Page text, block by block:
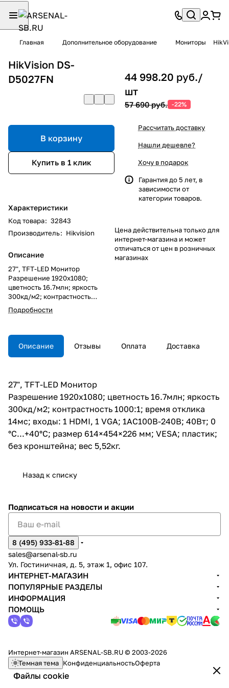
Главная Дополнительное оборудование Мониторы
HikVision DS-
D5027FN
В корзину
Купить в 1 клик
Характеристики
Код товара: 32843
Производитель: Hikvision
Описание
27", TFT-LED Монитор
Разрешение 1920х1080;
цветность 16.7млн; яркость
300кд/м2; контрастность
1000:1; время отклика 14мс;
входы: 1 HDMI, 1 VGA;
°C...+40°C; размер 614×454×226
мм; VESA; пластик; без
кронштейна; вес 5,52кг.
Подробности
44 998.20 руб./
шт
57 690 руб. -22%
Рассчитать доставку
Нашли дешевле?
Хочу в подарок
Гарантия до 5 лет, в
зависимости от
категории товаров.
Цена действительна только для
интернет-магазина и может
отличаться от цен в розничных
магазинах
Описание Отзывы Оплата Доставка
27", TFT-LED Монитор
Разрешение 1920х1080; цветность 16.7млн; яркость
300кд/м2; контрастность 1000:1; время отклика
14мс; входы: 1 HDMI, 1 VGA; 1AC100В-240В; 40Вт; 0
°C...+40°C; размер 614×454×226 мм; VESA; пластик;
без кронштейна; вес 5,52кг.
Назад к списку
Файлы cookie
Подписаться на новости и акции
8 (495) 933-81-88
sales@arsenal-sb.ru
Ул. Гостиничная, д. 5, этаж 1, офис 107.
ИНТЕРНЕТ-МАГАЗИН
ПОПУЛЯРНЫЕ РАЗДЕЛЫ
ИНФОРМАЦИЯ
ПОМОЩЬ
Интернет-магазин ARSENAL-SB.RU © 2003-2026
Темная тема КонфиденциальностьОферта